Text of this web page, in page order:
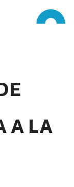
A LA